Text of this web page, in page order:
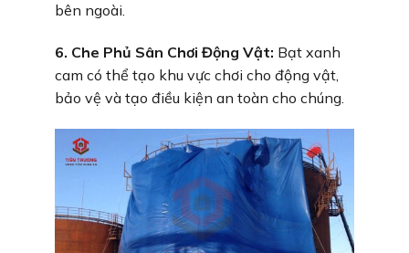
bên ngoài.
6. Che Phủ Sân Chơi Động Vật: Bạt xanh
cam có thể tạo khu vực chơi cho động vật,
bảo vệ và tạo điều kiện an toàn cho chúng.